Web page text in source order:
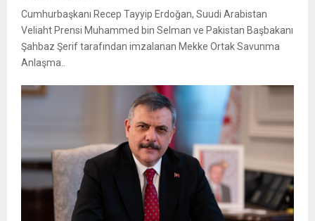
Cumhurbaşkanı Recep Tayyip Erdoğan, Suudi Arabistan
Veliaht Prensi Muhammed bin Selman ve Pakistan Başbakanı
Şahbaz Şerif tarafından imzalanan Mekke Ortak Savunma
Anlaşma..